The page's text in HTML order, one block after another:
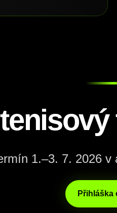
1.–3. 7. 2026 v
Přihláška